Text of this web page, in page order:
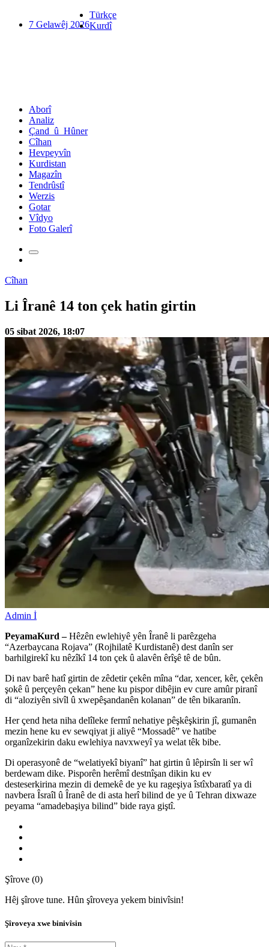
7 Gelawêj 2026
Türkçe
Kurdî
Aborî
Analiz
Çand_û_Hûner
Cîhan
Hevpeyvîn
Kurdistan
Magazîn
Tendrûstî
Werzis
Gotar
Vîdyo
Foto Galerî
Cîhan
Li Îranê 14 ton çek hatin girtin
05 sibat 2026, 18:07
Admin İ
PeyamaKurd –Hêzên ewlehiyê yên Îranê li parêzgeha
“Azerbaycana Rojava” (Rojhilatê Kurdistanê) dest danîn ser
barhilgirekî ku nêzîkî 14 ton çek û alavên êrîşê tê de bûn.
Di nav barê hatî girtin de zêdetir çekên mîna “dar, xencer, kêr, çekên
şokê û perçeyên çekan” hene ku pispor dibêjin ev cure amûr piranî
di “aloziyên sivîl û xwepêşandanên kolanan” de tên bikaranîn.
Her çend heta niha delîleke fermî nehatiye pêşkêşkirin jî, gumanên
mezin hene ku ev sewqiyat ji aliyê “Mossadê” ve hatibe
organîzekirin daku ewlehiya navxweyî ya welat têk bibe.
Di operasyonê de “welatiyekî biyanî” hat girtin û lêpirsîn li ser wî
berdewam dike. Pisporên herêmî destnîşan dikin ku ev
desteserkirina mezin di demekê de ye ku rageşiya îstîxbaratî ya di
navbera Îsraîl û Îranê de di asta herî bilind de ye û Tehran dixwaze
peyama “amadebaşiya bilind” bide raya giştî.
Şîrove (0)
Hêj şîrove tune. Hûn şîroveya yekem binivîsin!
Şîroveya xwe binivîsin